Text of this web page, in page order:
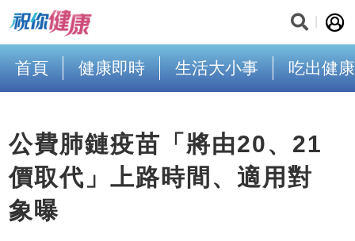
首頁 健康即時 生活大小事 吃出健康
公費肺鏈疫苗「將由20、21
價取代」上路時間、適用對
象曝